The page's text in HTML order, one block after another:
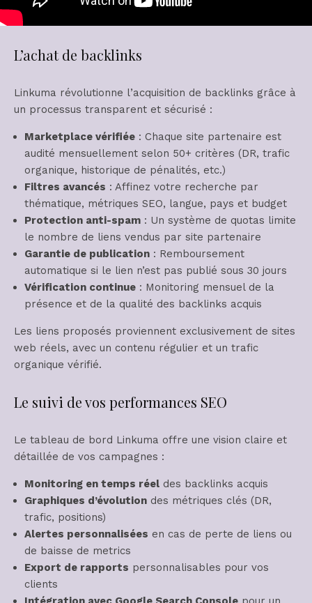
L’achat de backlinks
Linkuma révolutionne l’acquisition de backlinks grâce à
un processus transparent et sécurisé :
Marketplace vérifiée : Chaque site partenaire est
audité mensuellement selon 50+ critères (DR, trafic
organique, historique de pénalités, etc.)
Filtres avancés : Affinez votre recherche par
thématique, métriques SEO, langue, pays et budget
Protection anti-spam : Un système de quotas limite
le nombre de liens vendus par site partenaire
Garantie de publication : Remboursement
automatique si le lien n’est pas publié sous 30 jours
Vérification continue : Monitoring mensuel de la
présence et de la qualité des backlinks acquis
Les liens proposés proviennent exclusivement de sites
web réels, avec un contenu régulier et un trafic
organique vérifié.
Le suivi de vos performances SEO
Le tableau de bord Linkuma offre une vision claire et
détaillée de vos campagnes :
Monitoring en temps réel des backlinks acquis
Graphiques d’évolution des métriques clés (DR,
trafic, positions)
Alertes personnalisées en cas de perte de liens ou
de baisse de metrics
Export de rapports personnalisables pour vos
clients